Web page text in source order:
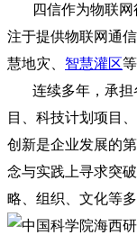
四信作为物联网
注于提供物联网通
慧地灾、 智慧灌区
连续多年，承担
目、科技计划项目
创新是企业发展的
念与实践上寻求突
略、组织、文化等